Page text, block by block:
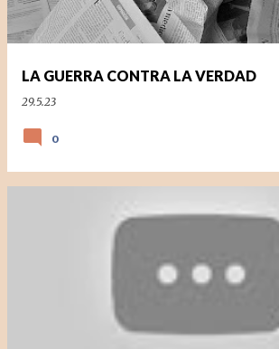
LA GUERRA CONTRA LA VERDAD
29.5.23
0